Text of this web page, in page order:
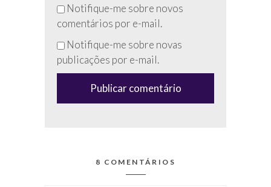
Não
preencha
esse
campo
(anti-
Notifique-me sobre novos
comentários por e-mail.
Notifique-me sobre novas
publicações por e-mail.
8 COMENTÁRIOS